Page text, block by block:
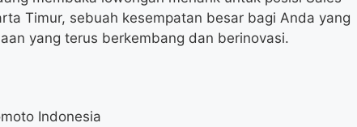
Timur, sebuah kesempatan besar bagi Anda yang
yang terus berkembang dan berinovasi.
Indonesia